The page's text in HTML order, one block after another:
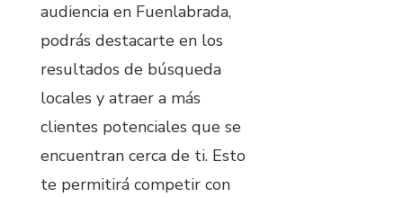
audiencia en Fuenlabrada,
podrás destacarte en los
resultados de búsqueda
locales y atraer a más
clientes potenciales que se
encuentran cerca de ti. Esto
te permitirá competir con